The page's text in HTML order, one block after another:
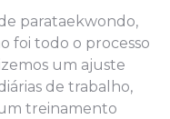
parataekwondo,
foi todo o processo
um ajuste
de trabalho,
treinamento